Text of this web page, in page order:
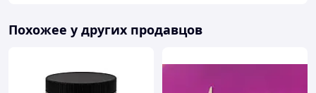
Похожее у других продавцов